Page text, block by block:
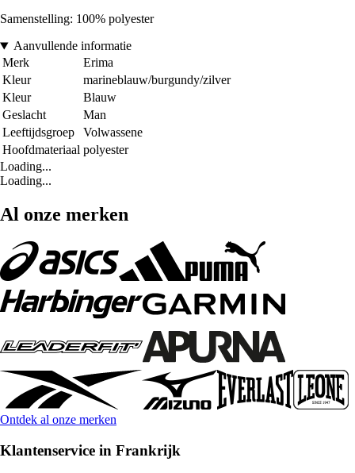
Samenstelling: 100% polyester
Aanvullende informatie
Merk
Erima
Kleur
marineblauw/burgundy/zilver
Kleur
Blauw
Geslacht
Man
Leeftijdsgroep
Volwassene
Hoofdmateriaal polyester
Loading...
Loading...
Al onze merken
Ontdek al onze merken
Klantenservice in Frankrijk